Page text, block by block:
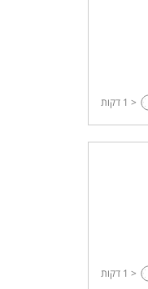
< 1 דקות
< 1 דקות